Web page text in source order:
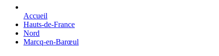
Accueil
Hauts-de-France
Nord
Marcq-en-Barœul